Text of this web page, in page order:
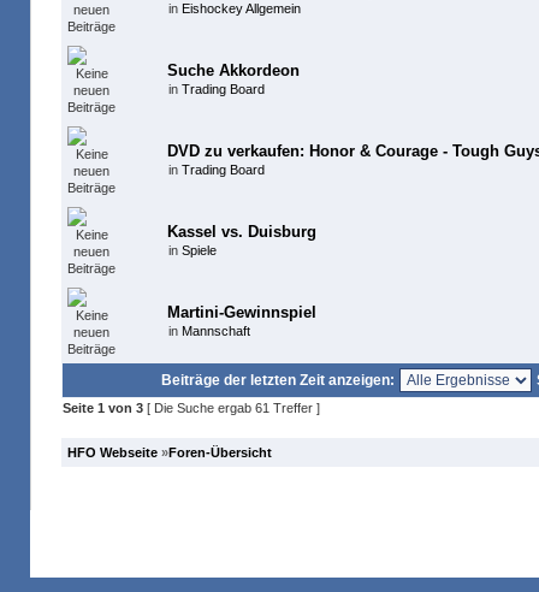
in Eishockey Allgemein
Suche Akkordeon
in Trading Board
DVD zu verkaufen: Honor & Courage - Tough
in Trading Board
Kassel vs. Duisburg
in Spiele
Martini-Gewinnspiel
in Mannschaft
Beiträge der letzten Zeit anzeigen:
Seite 1 von 3 [ Die Suche ergab 61 Treffer ]
HFO Webseite »Foren-Übersicht